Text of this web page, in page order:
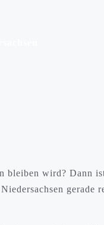
bleiben wird? Dann
gerade